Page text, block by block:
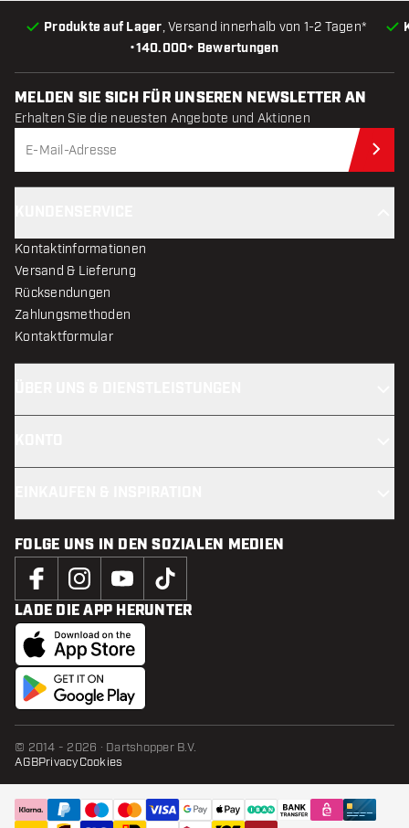
•140.000+ Bewertungen
Produkte auf Lager, Versand innerhalb von 1-2 Tagen*
MELDEN SIE SICH FÜR UNSEREN NEWSLETTER AN
Erhalten Sie die neuesten Angebote und Aktionen
Kontaktinformationen
Versand & Lieferung
Rücksendungen
Zahlungsmethoden
Kontaktformular
FOLGE UNS IN DEN SOZIALEN MEDIEN
LADE DIE APP HERUNTER
© 2014 - 2026 · Dartshopper B.V.
AGBPrivacyCookies